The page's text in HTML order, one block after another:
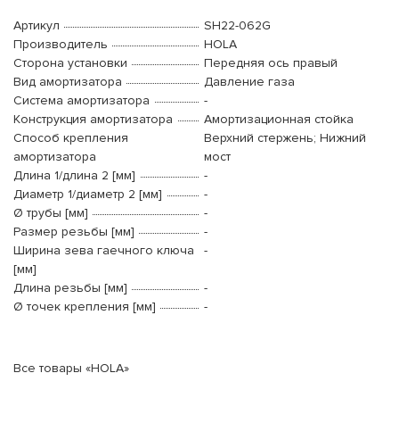
Артикул
SH22-062G
Производитель
HOLA
Сторона установки
Передняя ось правый
Вид амортизатора
Давление газа
Система амортизатора
-
Конструкция амортизатора
Амортизационная стойка
Способ крепления
амортизатора
Верхний стержень; Нижний
мост
Длина 1/длина 2 [мм]
-
Диаметр 1/диаметр 2 [мм]
-
Ø трубы [мм]
-
Размер резьбы [мм]
-
Ширина зева гаечного ключа
[мм]
-
Длина резьбы [мм]
-
Ø точек крепления [мм]
-
Все товары «HOLA»